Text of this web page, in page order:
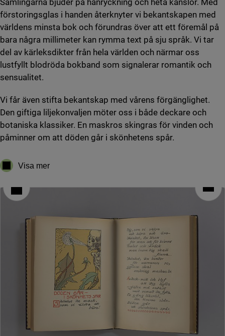
Samlingarna bjuder på hänryckning och heta känslor. Med
förstoringsglas i handen återknyter vi bekantskapen med
världens minsta bok och förundras över att ett föremål på
bara några millimeter kan rymma text på sju språk. Vi tar
del av kärleksdikter från hela världen och närmar oss
lustfyllt blodröda bokband som signalerar romantik och
sensualitet.
Vi får även stifta bekantskap med vårens förgänglighet.
Den giftiga liljekonvaljen möter oss i både deckare och
botaniska klassiker. En maskros skingras för vinden och
påminner om att döden går i skönhetens spår.
Visa mer
Nu grönskar det - Kollektion